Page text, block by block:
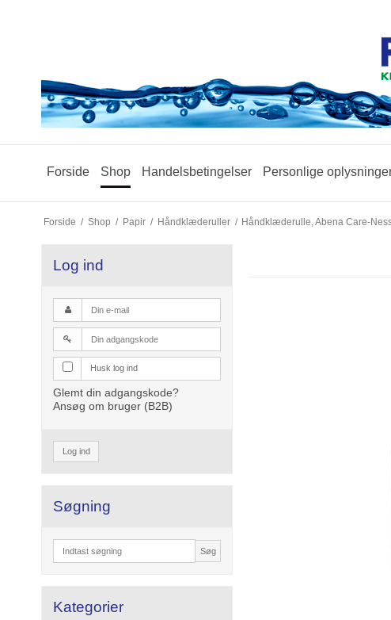
Forside Shop Handelsbetingelser Personlige
Forside / Shop / Papir / Håndklæderuller / Håndklæderulle, Abena Care-
Log ind
Husk log ind
Glemt din adgangskode?
Ansøg om bruger (B2B)
Log ind
Søgning
Søg
Kategorier